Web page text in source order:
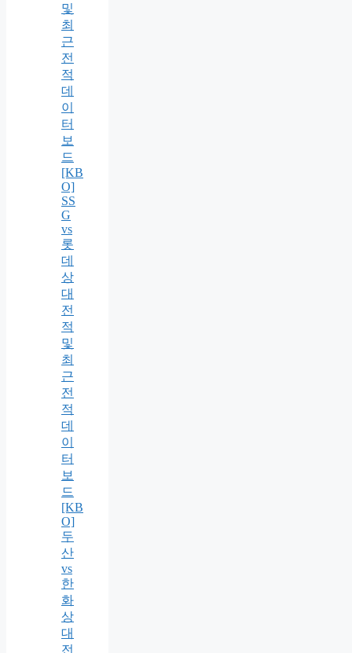
및
최
근
전
적
데
이
터
보
드
[KB
O]
SS
G
vs
롯
데
상
대
전
적
및
최
근
전
적
데
이
터
보
드
[KB
O]
두
산
vs
한
화
상
대
전